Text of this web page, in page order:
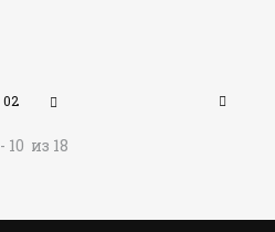
02
10 из 18